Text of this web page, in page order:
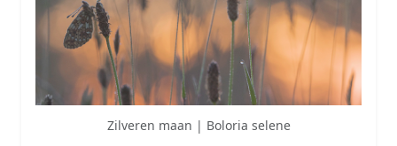
Zilveren maan | Boloria selene